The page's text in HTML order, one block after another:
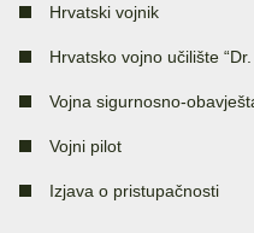
Hrvatski vojnik
Hrvatsko vojno učilište
Vojna sigurnosno-
Vojni pilot
Izjava o pristupačnosti